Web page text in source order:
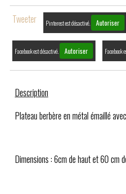
Tweeter Pinterest est désactivé. Autoriser
Facebook est désactivé. Autoriser Facebook
Description
Plateau berbère en métal émaillé
Dimensions : 6cm de haut et 60 cm